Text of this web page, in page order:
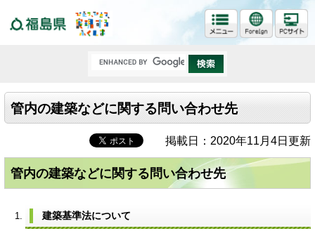
管内の建築などに関する問い合わせ先
掲載日：2020年11月4日更新
管内の建築などに関する問い合わせ先
建築基準法について